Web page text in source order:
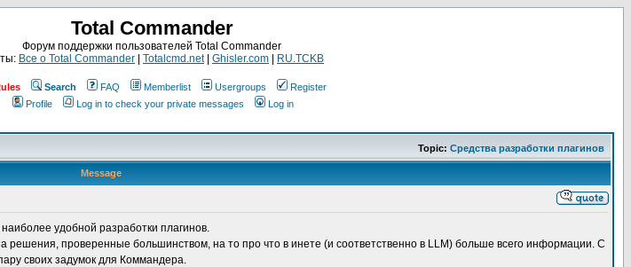
Total Commander
Форум поддержки пользователей Total Commander
Все о Total Commander Totalcmd.net| Ghisler.com RU.TCKB
Search FAQ Memberlist Usergroups
Register
Profile
Log in to check your private messages Log in
Topic: Средства разработки плагинов
Message
удобной разработки плагинов.
решения, проверенные большинством, на то про что в инете (и соответственно в LLM) больше всего информации. С
своих задумок для Коммандера.